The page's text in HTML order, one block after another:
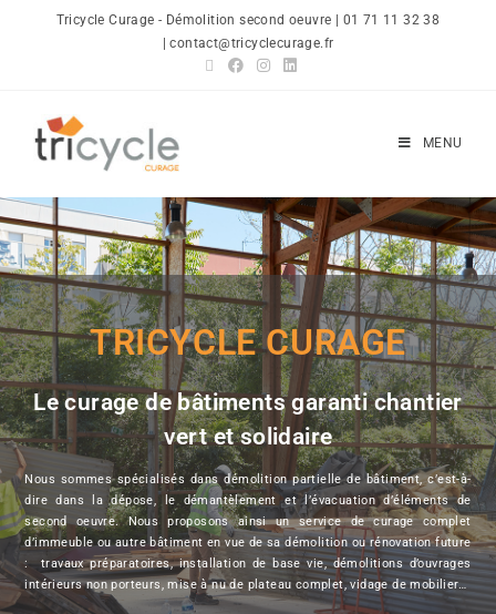
Tricycle Curage - Démolition second oeuvre | 01 71 11 32 38
| contact@tricyclecurage.fr
MENU
TRICYCLE CURAGE
Le curage de bâtiments garanti chantier
vert et solidaire
Nous sommes spécialisés dans démolition partielle de bâtiment, c’est-à-
dire dans la dépose, le démantèlement et l’évacuation d’éléments de
second oeuvre. Nous proposons ainsi un service de curage complet
d’immeuble ou autre bâtiment en vue de sa démolition ou rénovation future
: travaux préparatoires, installation de base vie, démolitions d’ouvrages
intérieurs non porteurs, mise à nu de plateau complet, vidage de mobilier…